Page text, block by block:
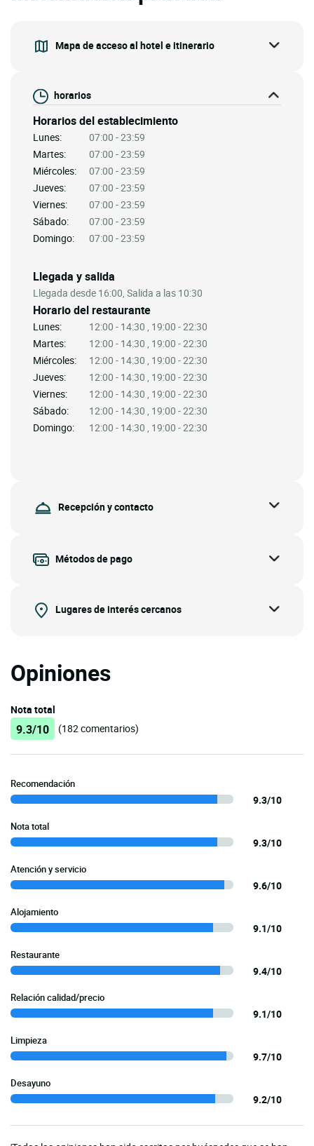
Mapa de acceso al hotel e itinerario
horarios
Horarios del establecimiento
Lunes:
07:00 - 23:59
Martes:
07:00 - 23:59
Miércoles:
07:00 - 23:59
Jueves:
07:00 - 23:59
Viernes:
07:00 - 23:59
Sábado:
07:00 - 23:59
Domingo:
07:00 - 23:59
Llegada y salida
Llegada desde 16:00, Salida a las 10:30
Horario del restaurante
Lunes:
12:00 - 14:30 , 19:00 - 22:30
Martes:
12:00 - 14:30 , 19:00 - 22:30
Miércoles:
12:00 - 14:30 , 19:00 - 22:30
Jueves:
12:00 - 14:30 , 19:00 - 22:30
Viernes:
12:00 - 14:30 , 19:00 - 22:30
Sábado:
12:00 - 14:30 , 19:00 - 22:30
Domingo:
12:00 - 14:30 , 19:00 - 22:30
Recepción y contacto
Métodos de pago
Lugares de interés cercanos
Opiniones
Nota total
9.3/10 (182 comentarios)
Recomendación
9.3/10
Nota total
9.3/10
Atención y servicio
9.6/10
Alojamiento
9.1/10
Restaurante
9.4/10
Relación calidad/precio
9.1/10
Limpieza
9.7/10
Desayuno
9.2/10